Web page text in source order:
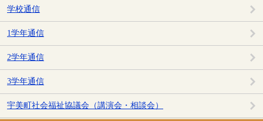
学校通信
1学年通信
2学年通信
3学年通信
宇美町社会福祉協議会（講演会・相談会）